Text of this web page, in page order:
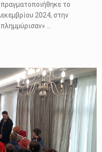
πραγματοποιήθηκε το
2024, στην
…